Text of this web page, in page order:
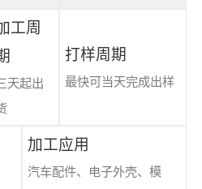
工周
天起出
打样周期
最快可当天完成出样
加工应用
汽车配件、电子外壳、模